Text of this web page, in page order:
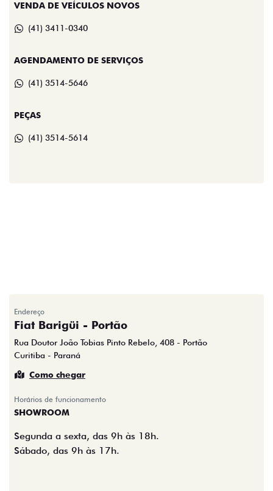
VENDA DE VEÍCULOS NOVOS
(41) 3411-0340
AGENDAMENTO DE SERVIÇOS
(41) 3514-5646
PEÇAS
(41) 3514-5614
Endereço
Fiat Barigüi - Portão
Rua Doutor João Tobias Pinto Rebelo, 408 - Portão
Curitiba - Paraná
Como chegar
Horários de funcionamento
SHOWROOM
Segunda a sexta, das 9h às 18h.
Sábado, das 9h às 17h.